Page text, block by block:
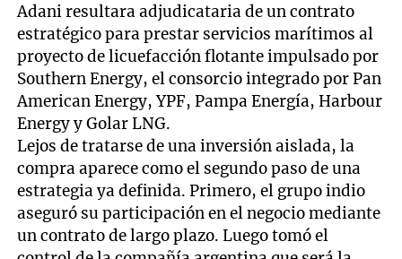
Adani resultara adjudicataria de un contrato
estratégico para prestar servicios marítimos al
proyecto de licuefacción flotante impulsado por
Southern Energy, el consorcio integrado por Pan
American Energy, YPF, Pampa Energía, Harbour
Energy y Golar LNG.
Lejos de tratarse de una inversión aislada, la
compra aparece como el segundo paso de una
estrategia ya definida. Primero, el grupo indio
aseguró su participación en el negocio mediante
un contrato de largo plazo. Luego tomó el